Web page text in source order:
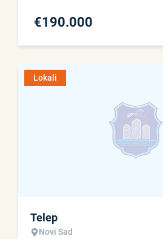
€190.000
Lokali
Telep
Novi Sad